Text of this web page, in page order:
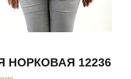
12236